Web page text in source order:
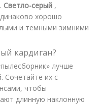
Светло-серый ,
хорошо
и темными зимними
кардиган?
лучше
Сочетайте их с
чтобы
длинную наклонную